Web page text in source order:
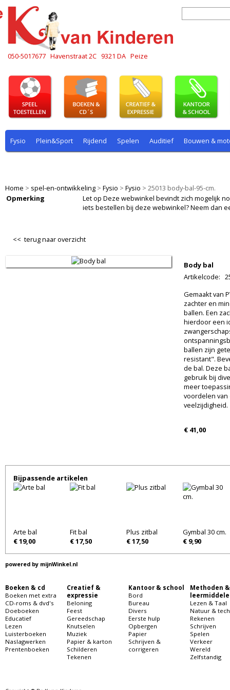
050-5017677 Havenstraat 2C 9321 DA Peize
Fysio Plein&Sport Rijdend Spelen Auditief Bouwen &
Home > spel-en-ontwikkeling > Fysio > Fysio > 25013 body-bal-95-cm.
Opmerking
Let op Deze webwinkel bevindt zich mogelijk
iets bestellen bij deze webwinkel? Neem dan
<< terug naar overzicht
Body bal
Artikelcode:
Gemaakt van
zachter en
ballen. Een
hierdoor een
ballen zijn
resistant".
de bal. Deze
gebruik bij
meer
voordelen
veelzijdigheid.
€ 41,00
Bijpassende artikelen
Arte bal
€ 19,00
Fit bal
€ 17,50
Plus zitbal
€ 17,50
Gymbal 30 cm.
€ 9,90
powered by mijnWinkel.nl
Boeken & cd
Boeken met extra
CD-roms & dvd's
Doeboeken
Educatief
Lezen
Luisterboeken
Naslagwerken
Prentenboeken
Creatief &
expressie
Beloning
Feest
Gereedschap
Knutselen
Muziek
Papier & karton
Schilderen
Tekenen
Kantoor & school
Bord
Bureau
Divers
Eerste hulp
Opbergen
Papier
Schrijven &
corrigeren
Methoden &
Lezen & Taal
Natuur &
Rekenen
Schrijven
Spelen
Verkeer
Wereld
Zelfstandig